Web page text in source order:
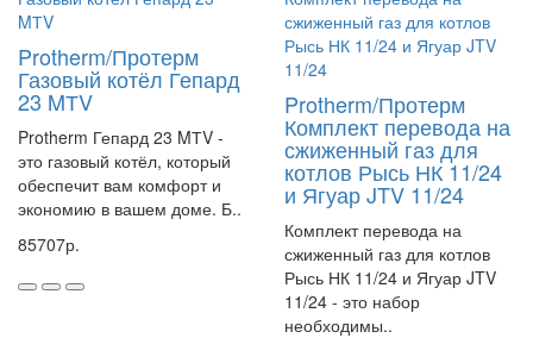
Protherm/Протерм
Газовый котёл Гепард
23 MТV
Protherm Гепард 23 MТV -
это газовый котёл, который
обеспечит вам комфорт и
экономию в вашем доме. Б..
85707р.
Protherm/Протерм
Комплект перевода на
сжиженный газ для
котлов Рысь НК 11/24
и Ягуар JTV 11/24
Комплект перевода на
сжиженный газ для котлов
Рысь НК 11/24 и Ягуар JTV
11/24 - это набор
необходимы..